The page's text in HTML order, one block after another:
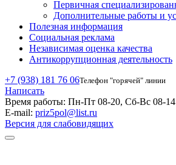
Первичная
Дополнительные работы и
Полезная информация
Социальная реклама
Независимая оценка качества
Антикоррупционная деятельность
+7 (938) 181 76 06Телефон "горячей" линии
Написать
Время работы: Пн-Пт 08-20, Сб-Вс 08-14
E-mail: priz5pol@list.ru
Версия для слабовидящих